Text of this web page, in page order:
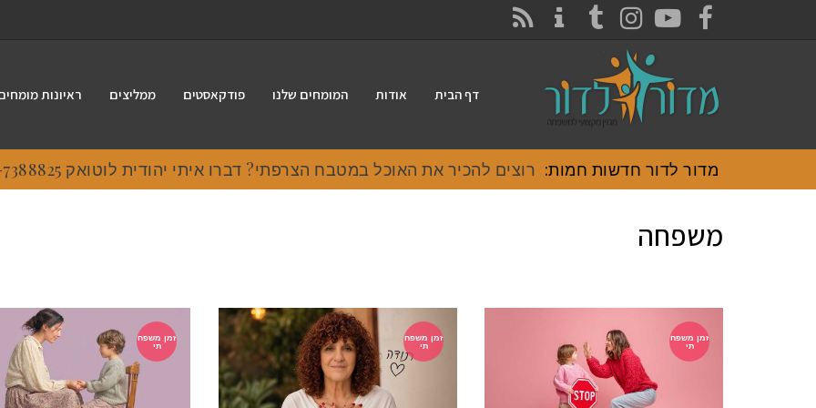
FACEBOOK
YOUTUBE
INSTAGRAM
TUMBLR
דף הבית אודות המומחים שלנו פודקאסטים ממליצים ראיונות
מדור לדור חדשות חמות: רוצים להכיר את האוכל במטבח הצרפתי? דברו איתי יהודית לוטואק 054-7388825
משפחה
זמן משפח
תי
זמן משפח
תי
זמן משפח
תי